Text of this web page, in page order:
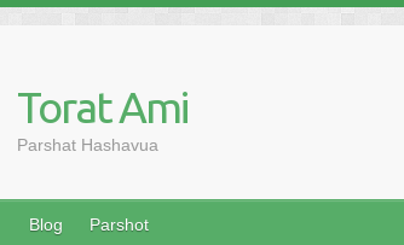
Torat Ami
Parshat Hashavua
Blog Parshot